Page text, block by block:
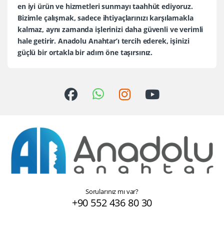
en iyi ürün ve hizmetleri sunmayı taahhüt ediyoruz.
Bizimle çalışmak, sadece ihtiyaçlarınızı karşılamakla
kalmaz, aynı zamanda işlerinizi daha güvenli ve verimli
hale getirir. Anadolu Anahtar’ı tercih ederek, işinizi
güçlü bir ortakla bir adım öne taşırsınız.
Sorularınız mı var?
+90 552 436 80 30